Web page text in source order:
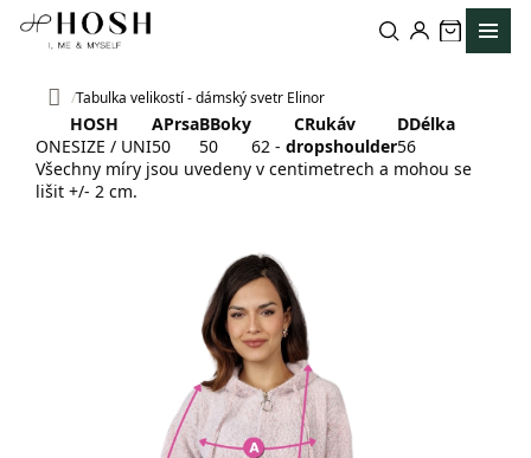
Přejít
Domů
Tabulka velikostí - dámský svetr Elinor
HOSH APrsaBBoky CRukáv DDélka
ONESIZE / UNI50 50 62 - dropshoulder56
Všechny míry jsou uvedeny v centimetrech a mohou se
lišit +/- 2 cm.